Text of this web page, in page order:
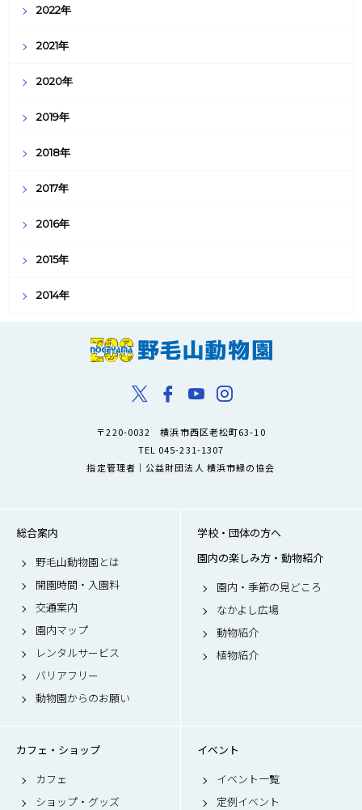
2022年
2021年
2020年
2019年
2018年
2017年
2016年
2015年
2014年
〒220-0032 横浜市西区老松町63-10
TEL 045-231-1307
指定管理者｜公益財団法人 横浜市緑の協会
総合案内
野毛山動物園とは
開園時間・入園料
交通案内
園内マップ
レンタルサービス
バリアフリー
動物園からのお願い
学校・団体の方へ
園内の楽しみ方・動物紹介
園内・季節の見どころ
なかよし広場
動物紹介
植物紹介
カフェ・ショップ
カフェ
ショップ・グッズ
イベント
イベント一覧
定例イベント